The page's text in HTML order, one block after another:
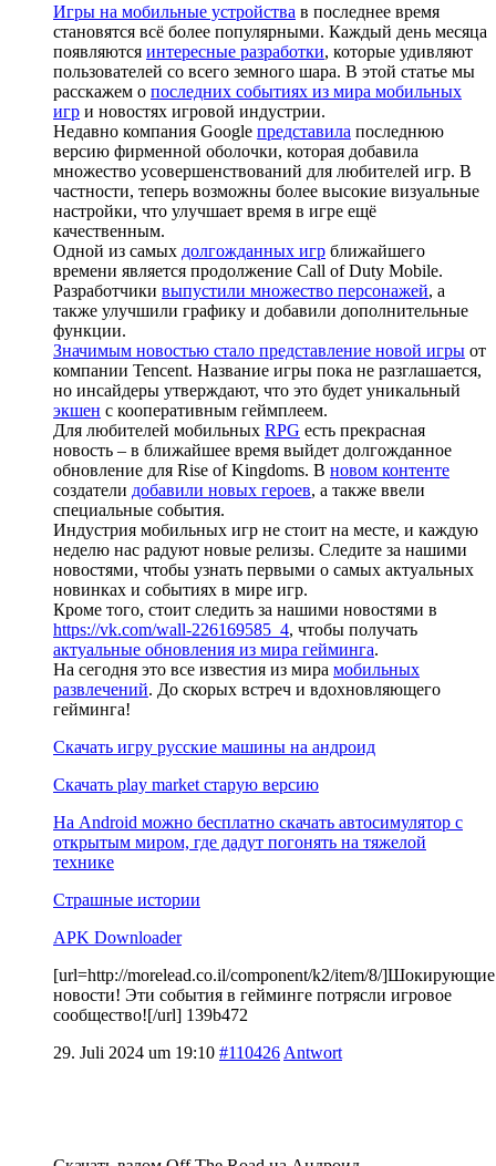
Игры на мобильные устройства в последнее время
становятся всё более популярными. Каждый день месяца
появляются интересные разработки, которые удивляют
пользователей со всего земного шара. В этой статье мы
расскажем о последних событиях из мира мобильных
игр и новостях игровой индустрии.
Недавно компания Google представила последнюю
версию фирменной оболочки, которая добавила
множество усовершенствований для любителей игр. В
частности, теперь возможны более высокие визуальные
настройки, что улучшает время в игре ещё
качественным.
Одной из самых долгожданных игр ближайшего
времени является продолжение Call of Duty Mobile.
Разработчики выпустили множество персонажей, а
также улучшили графику и добавили дополнительные
функции.
Значимым новостью стало представление новой игры от
компании Tencent. Название игры пока не разглашается,
но инсайдеры утверждают, что это будет уникальный
экшен с кооперативным геймплеем.
Для любителей мобильных RPG есть прекрасная
новость – в ближайшее время выйдет долгожданное
обновление для Rise of Kingdoms. В новом контенте
создатели добавили новых героев, а также ввели
специальные события.
Индустрия мобильных игр не стоит на месте, и каждую
неделю нас радуют новые релизы. Следите за нашими
новостями, чтобы узнать первыми о самых актуальных
новинках и событиях в мире игр.
Кроме того, стоит следить за нашими новостями в
https://vk.com/wall-226169585_4, чтобы получать
актуальные обновления из мира гейминга.
На сегодня это все известия из мира мобильных
развлечений. До скорых встреч и вдохновляющего
гейминга!
Скачать игру русские машины на андроид
Скачать play market старую версию
На Android можно бесплатно скачать автосимулятор с
открытым миром, где дадут погонять на тяжелой
технике
Страшные истории
APK Downloader
[url=http://morelead.co.il/component/k2/item/8/]Шокирующие
новости! Эти события в гейминге потрясли игровое
сообщество![/url] 139b472
29. Juli 2024 um 19:10 #110426 Antwort